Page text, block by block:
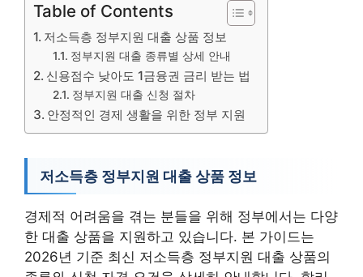
Table of Contents
저소득층 정부지원 대출 상품 정보
정부지원 대출 종류별 상세 안내
신용점수 낮아도 1금융권 금리 받는 법
정부지원 대출 신청 절차
안정적인 경제 생활을 위한 정부 지원
저소득층 정부지원 대출 상품 정보
경제적 어려움을 겪는 분들을 위해 정부에서는 다양
한 대출 상품을 지원하고 있습니다. 본 가이드는
2026년 기준 최신 저소득층 정부지원 대출 상품의